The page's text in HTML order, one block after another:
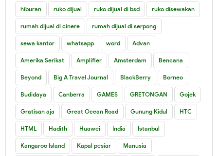
hiburan ruko dijual ruko dijual di bsd ruko disewakan
rumah dijual di cinere rumah dijual di serpong
sewa kantor whatsapp word Advan
Amerika Serikat Amplifier Amsterdam Bencana
Beyond Big A Travel Journal BlackBerry Borneo
Budidaya Canberra GAMES GRETONGAN Gojek
Gratisan aja Great Ocean Road Gunung Kidul HTC
HTML Hadith Huawei India Istanbul
Kangaroo Island Kapal pesiar Manusia